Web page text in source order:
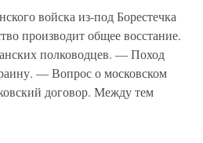
войска из-под Борестечка
производит общее восстание.
полководцев. — Поход
— Вопрос о московском
договор. Между тем